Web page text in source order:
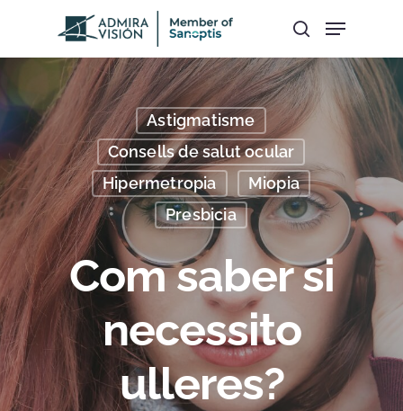
Hit enter to search or ESC to close
Astigmatisme
Consells de salut ocular
Hipermetropia
Miopia
Presbicia
Com saber si
necessito
ulleres?